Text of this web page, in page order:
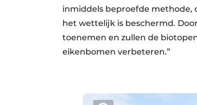
inmiddels beproefde methode,
het wettelijk is beschermd.
toenemen en zullen de
eikenbomen verbeteren.”